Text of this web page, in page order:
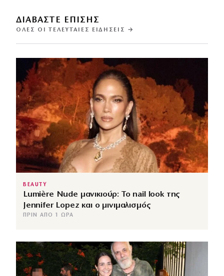
ΔΙΑΒΑΣΤΕ ΕΠΙΣΗΣ
ΌΛΕΣ ΟΙ ΤΕΛΕΥΤΑΊΕΣ ΕΙΔΉΣΕΙΣ →
BEAUTY
Lumière Nude μανικιούρ: Το nail look της
Jennifer Lopez και ο μινιμαλισμός
ΠΡΙΝ ΑΠΌ 1 ΏΡΑ